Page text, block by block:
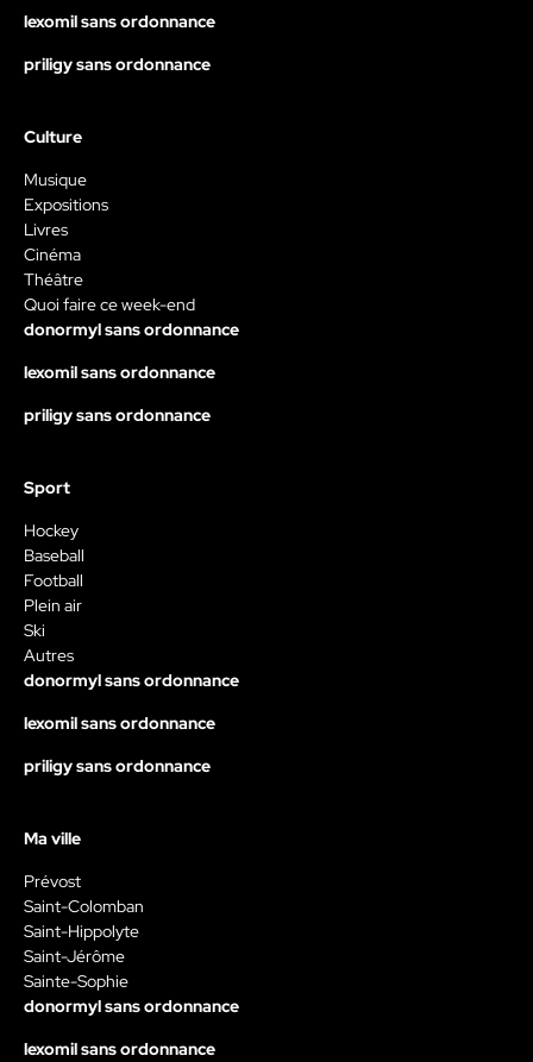
lexomil sans ordonnance
priligy sans ordonnance
Culture
Musique
Expositions
Livres
Cinéma
Théâtre
Quoi faire ce week-end
donormyl sans ordonnance
lexomil sans ordonnance
priligy sans ordonnance
Sport
Hockey
Baseball
Football
Plein air
Ski
Autres
donormyl sans ordonnance
lexomil sans ordonnance
priligy sans ordonnance
Ma ville
Prévost
Saint-Colomban
Saint-Hippolyte
Saint-Jérôme
Sainte-Sophie
donormyl sans ordonnance
lexomil sans ordonnance